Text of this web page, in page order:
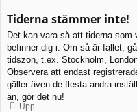
Tiderna stämmer inte!
Det kan vara så att tiderna
befinner dig i. Om så är fallet,
tidszon, t.ex. Stockholm,
Observera att endast
gäller även de flesta andra
än, gör det nu!
Upp